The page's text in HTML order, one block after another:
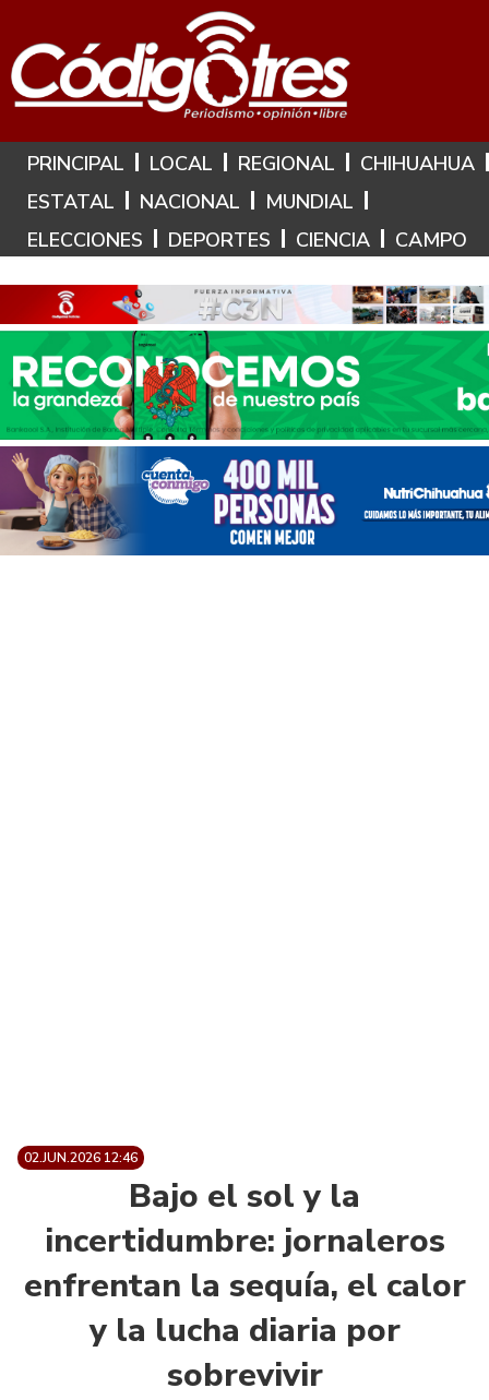
Hoy es: 8 de Agosto de 2026
PRINCIPAL LOCAL REGIONAL
CHIHUAHUA
ESTATAL
NACIONAL
MUNDIAL
ELECCIONES
DEPORTES CIENCIA CAMPO
02.JUN.2026 12:46
Bajo el sol y la
incertidumbre: jornaleros
enfrentan la sequía, el calor
y la lucha diaria por
sobrevivir